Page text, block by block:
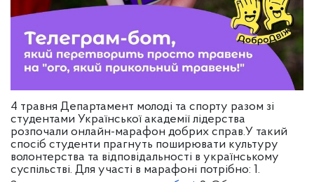
4 травня Департамент молоді та спорту разом зі
студентами Української академії лідерства
розпочали онлайн-марафон добрих справ.У такий
спосіб студенти прагнуть поширювати культуру
волонтерства та відповідальності в українському
суспільстві. Для участі в марафоні потрібно: 1.